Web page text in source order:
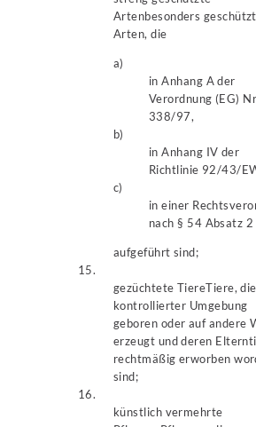
Artenbesonders
Arten, die
a)
in Anhang A der
Verordnung (EG)
338/97,
b)
in Anhang IV der
Richtlinie 92/43/
c)
in einer
nach § 54 Absatz 2
aufgeführt sind;
15.
gezüchtete TiereTiere,
kontrollierter Umgebung
geboren oder auf andere
erzeugt und deren
rechtmäßig erworben
sind;
16.
künstlich vermehrte